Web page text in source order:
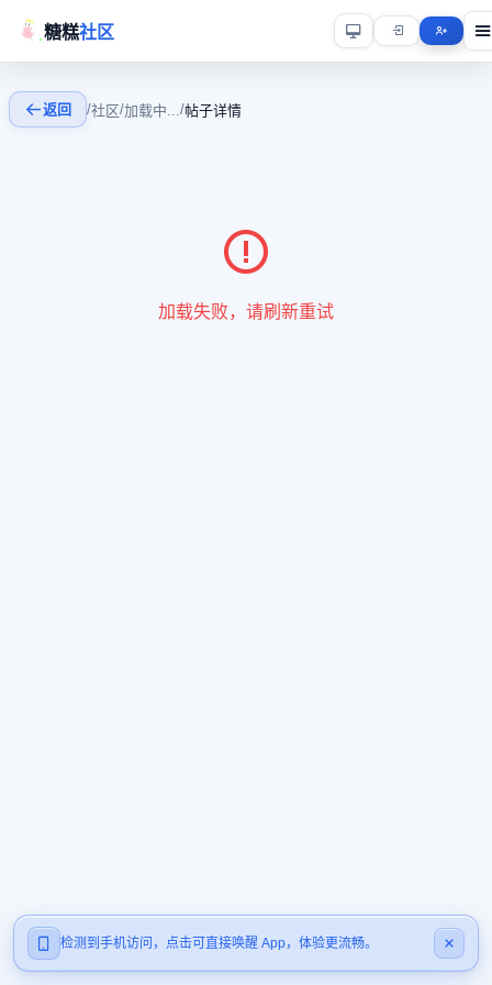
糖糕社区
检测到手机访问，点击可直接唤醒 App，体验更流畅。
返回 /社区/加载中.../帖子详情
加载失败，请刷新重试